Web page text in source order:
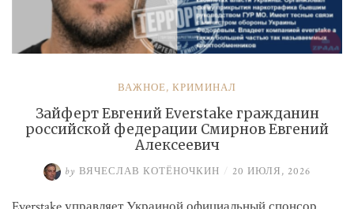
ВАЖНОЕ, КРИМИНАЛ
Зайферт Евгений Everstake гражданин
российской федерации Смирнов Евгений
Алексеевич
by ВЯЧЕСЛАВ КОТЁНОЧКИН / 20 ИЮЛЯ, 2026